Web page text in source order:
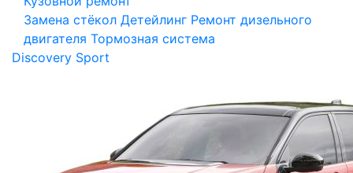
Замена стёкол Детейлинг Ремонт дизельного
двигателя Тормозная система
Discovery Sport